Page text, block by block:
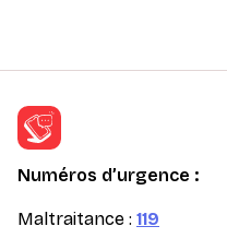
Numéros d’urgence :
Maltraitance : 119